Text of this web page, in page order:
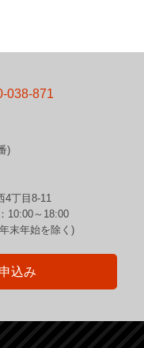
038-871
)
4丁目8-11
10:00～18:00
末年始を除く)
込み